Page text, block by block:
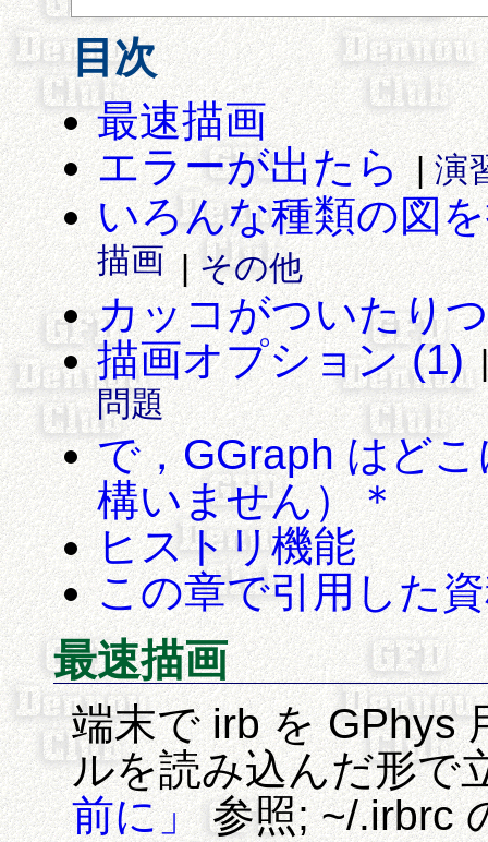
目次
最速描画
エラーが出たら |演
いろんな種類の図
描画 |その他
カッコがついたり
描画オプション (1)
問題
で，GGraph はど
構いません）＊
ヒストリ機能
この章で引用した
最速描画
端末で irb を GPhys
ルを読み込んだ形で
前に」参照; ~/.irbrc